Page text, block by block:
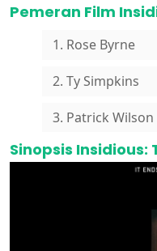
Pemeran Film
1. Rose Byrne
2. Ty Simpkins
3. Patrick Wilson
Sinopsis Insidious: